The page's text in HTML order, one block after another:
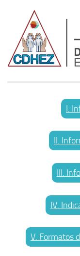
I.
II.
III.
IV.
V. Formatos